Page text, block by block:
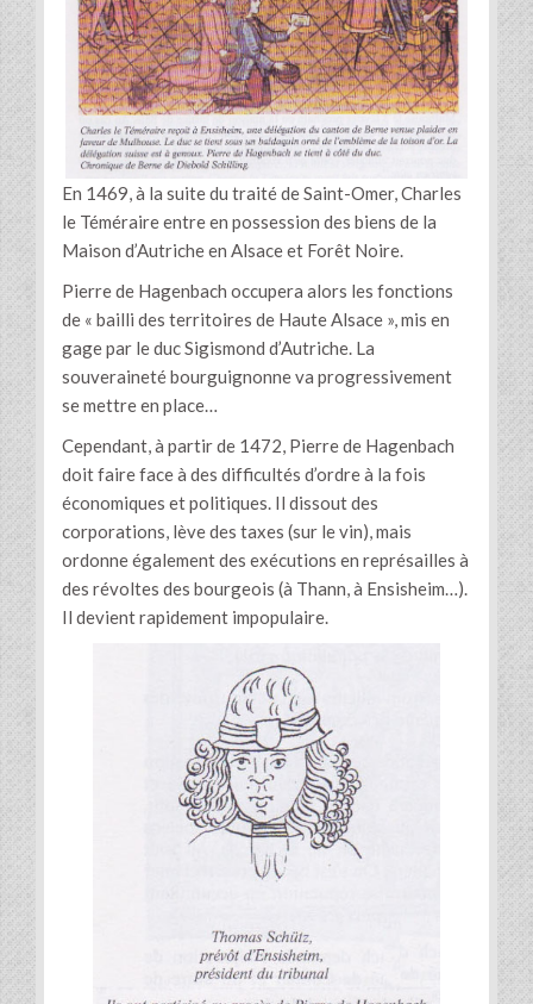
En 1469, à la suite du traité de Saint-Omer, Charles
le Téméraire entre en possession des biens de la
Maison d’Autriche en Alsace et Forêt Noire.
Pierre de Hagenbach occupera alors les fonctions
de « bailli des territoires de Haute Alsace », mis en
gage par le duc Sigismond d’Autriche. La
souveraineté bourguignonne va progressivement
se mettre en place…
Cependant, à partir de 1472, Pierre de Hagenbach
doit faire face à des difficultés d’ordre à la fois
économiques et politiques. Il dissout des
corporations, lève des taxes (sur le vin), mais
ordonne également des exécutions en représailles à
des révoltes des bourgeois (à Thann, à Ensisheim…).
Il devient rapidement impopulaire.